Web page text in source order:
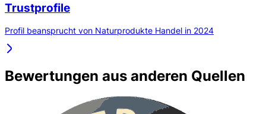
Trustprofile
Profil beansprucht von Naturprodukte Handel in 2024
Bewertungen aus anderen Quellen